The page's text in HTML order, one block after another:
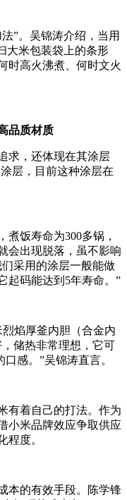
”。吴锦涛介绍，当用
大米包装袋上的条形
时高火沸煮、何时文火
品质材质
求，还体现在其涂层
层，目前这种涂层在
饭寿命为300多锅，
会出现脱落，虽不影响
采用的涂层一般能做
起码能达到5年寿命。”
焰厚釜内胆（合金内
储热非常理想，它可
感。”吴锦涛直言。
有着自己的打法。作为
小米品牌效应争取供应
程度。
本的有效手段。陈学锋